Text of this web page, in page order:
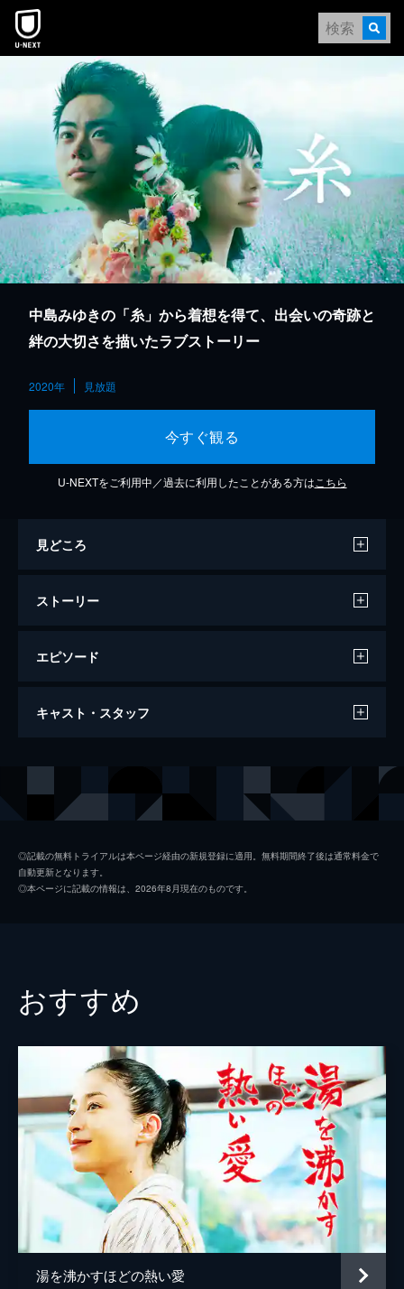
本文へスキップ
中島みゆきの「糸」から着想を得て、出会いの奇跡と
絆の大切さを描いたラブストーリー
2020年 見放題
今すぐ観る
U-NEXTをご利用中／過去に利用したことがある方は こちら
見どころ
ストーリー
エピソード
糸
キャスト・スタッフ
園田 葵 小松菜奈
桐野昭三 永島敏行
矢野 清 竹原ピストル
山田利子 二階堂ふみ
富田幸太郎 松重豊
桐野春子 田中美佐子
園田真由美 山口紗弥加
竹原直樹 成田凌
◎記載の無料トライアルは本ページ経由の新規登録に適用。無料期間終了後は通常料金で
自動更新となります。
◎本ページに記載の情報は、2026年8月現在のものです。
おすすめ
湯を沸かすほどの熱い愛